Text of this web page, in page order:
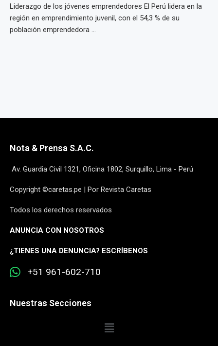
Liderazgo de los jóvenes emprendedores El Perú lidera en la
región en emprendimiento juvenil, con el 54,3 % de su
población emprendedora ...
Nota & Prensa S.A.C.
Av. Guardia Civil 1321, Oficina 1802, Surquillo, Lima - Perú
Copyright ©caretas.pe | Por Revista Caretas
Todos los derechos reservados
ANUNCIA CON NOSOTROS
¿TIENES UNA DENUNCIA? ESCRÍBENOS
+51 961-602-710
Nuestras Secciones